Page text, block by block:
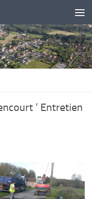
‘ Entretien